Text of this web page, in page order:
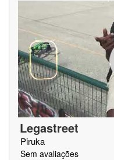
Legastreet
Piruka
Sem avaliações